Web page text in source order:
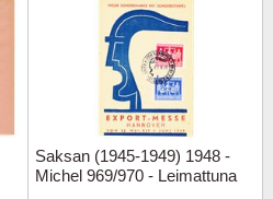
Saksan (1945-1949) 1948 -
Michel 969/970 - Leimattuna